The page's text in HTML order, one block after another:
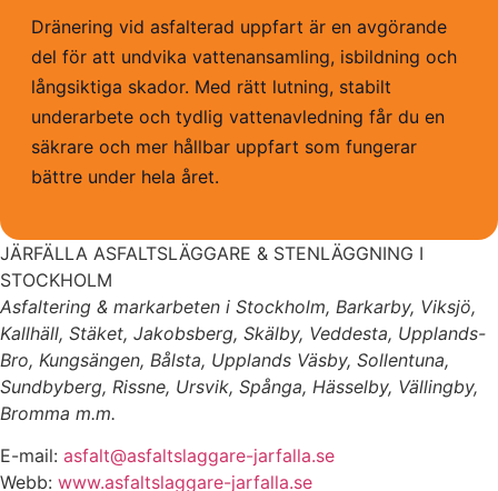
Dränering vid asfalterad uppfart är en avgörande
del för att undvika vattenansamling, isbildning och
långsiktiga skador. Med rätt lutning, stabilt
underarbete och tydlig vattenavledning får du en
säkrare och mer hållbar uppfart som fungerar
bättre under hela året.
JÄRFÄLLA ASFALTSLÄGGARE & STENLÄGGNING I
STOCKHOLM
Asfaltering & markarbeten i Stockholm, Barkarby, Viksjö,
Kallhäll, Stäket, Jakobsberg, Skälby, Veddesta, Upplands-
Bro, Kungsängen, Bålsta, Upplands Väsby, Sollentuna,
Sundbyberg, Rissne, Ursvik, Spånga, Hässelby, Vällingby,
Bromma m.m.
E-mail: asfalt@asfaltslaggare-jarfalla.se
Webb: www.asfaltslaggare-jarfalla.se